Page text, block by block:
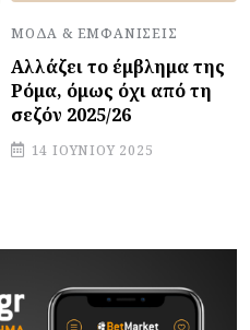
ΜΌΔΑ & ΕΜΦΑΝΊΣΕΙΣ
Αλλάζει το έμβλημα της
Ρόμα, όμως όχι από τη
σεζόν 2025/26
14 ΙΟΥΝΊΟΥ 2025